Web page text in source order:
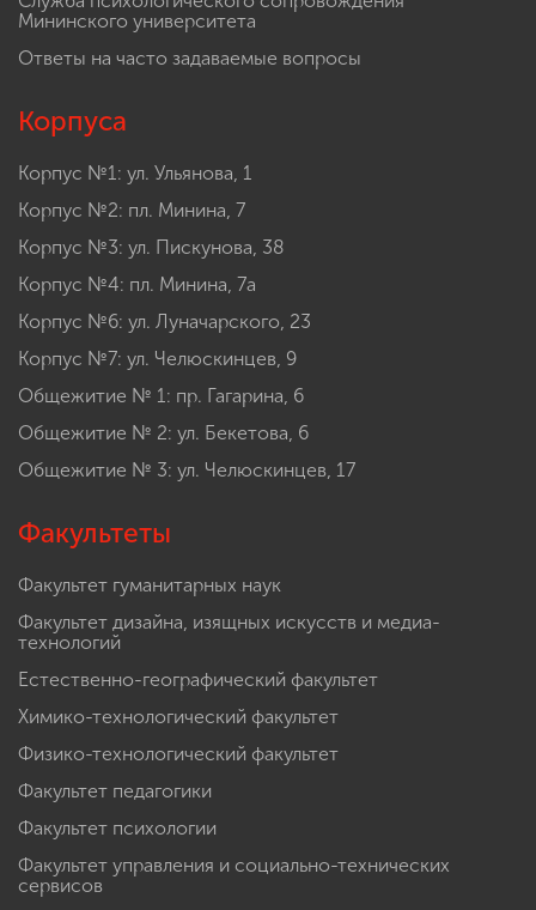
Мининского университета
Ответы на часто задаваемые вопросы
Корпуса
Корпус №1: ул. Ульянова, 1
Корпус №2: пл. Минина, 7
Корпус №3: ул. Пискунова, 38
Корпус №4: пл. Минина, 7а
Корпус №6: ул. Луначарского, 23
Корпус №7: ул. Челюскинцев, 9
Общежитие № 1: пр. Гагарина, 6
Общежитие № 2: ул. Бекетова, 6
Общежитие № 3: ул. Челюскинцев, 17
Факультеты
Факультет гуманитарных наук
Факультет дизайна, изящных искусств и медиа-
технологий
Естественно-географический факультет
Химико-технологический факультет
Физико-технологический факультет
Факультет педагогики
Факультет психологии
Факультет управления и социально-технических
сервисов